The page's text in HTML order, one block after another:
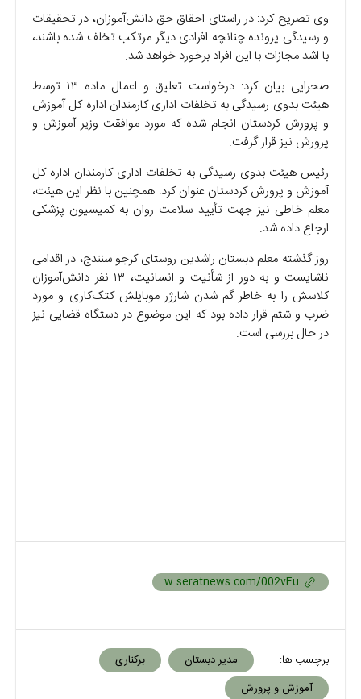
وی تصریح کرد: در راستای احقاق حق دانش‌آموزان، در تحقیقات
و رسیدگی پرونده چنانچه افرادی دیگر مرتکب تخلف شده باشند،
با اشد مجازات با این افراد برخورد خواهد شد.
صحرایی بیان کرد: درخواست تعلیق و اعمال ماده ۱۳ توسط
هیئت بدوی رسیدگی به تخلفات اداری کارمندان اداره کل آموزش
و پرورش کردستان انجام شده که مورد موافقت وزیر آموزش و
پرورش نیز قرار گرفت.
رئیس هیئت بدوی رسیدگی به تخلفات اداری کارمندان اداره کل
آموزش و پرورش کردستان عنوان کرد: همچنین با نظر این هیئت،
معلم خاطی نیز جهت تأیید سلامت روان به کمیسیون پزشکی
ارجاع داده شد.
روز گذشته معلم دبستان راشدین روستای کرجو سنندج، در اقدامی
ناشایست و به دور از شأنیت و انسانیت، ۱۳ نفر دانش‌آموزان
کلاسش را به خاطر گم شدن شارژر موبایلش کتک‌کاری و مورد
ضرب و شتم قرار داده بود که این موضوع در دستگاه قضایی نیز
در حال بررسی است.
برچسب ها: مدیر دبستان
برکناری
آموزش و پرورش